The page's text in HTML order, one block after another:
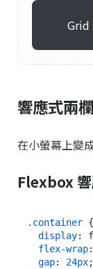
Grid
響應式兩
在小螢幕上變
Flexbox
.container {
display:
flex-wrap
gap: 24px;